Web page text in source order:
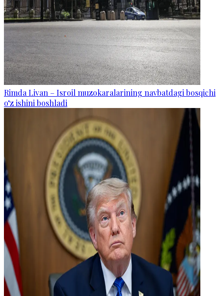
Rimda Livan – Isroil muzokaralarining navbatdagi bosqichi
o‘z ishini boshladi